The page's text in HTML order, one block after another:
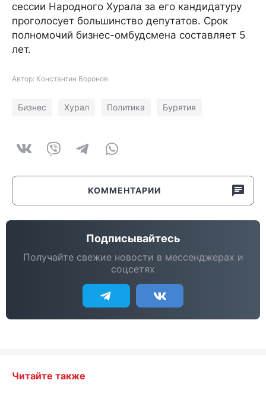
сессии Народного Хурала за его кандидатуру
проголосует большинство депутатов. Срок
полномочий бизнес-омбудсмена составляет 5
лет.
Автор: Константин Воронов
Бизнес Хурал Политика Бурятия
КОММЕНТАРИИ
Подписывайтесь
Получайте свежие новости в мессенджерах и
соцсетях
Читайте также